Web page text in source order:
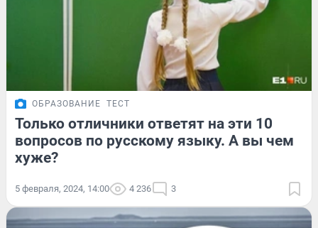
ОБРАЗОВАНИЕ ТЕСТ
Только отличники ответят на эти 10
вопросов по русскому языку. А вы чем
хуже?
5 февраля, 2024, 14:00 4 236 3